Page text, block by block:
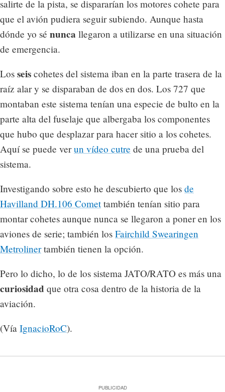
salirte de la pista, se dispararían los motores cohete para
que el avión pudiera seguir subiendo. Aunque hasta
dónde yo sé nunca llegaron a utilizarse en una situación
de emergencia.
Los seis cohetes del sistema iban en la parte trasera de la
raíz alar y se disparaban de dos en dos. Los 727 que
montaban este sistema tenían una especie de bulto en la
parte alta del fuselaje que albergaba los componentes
que hubo que desplazar para hacer sitio a los cohetes.
Aquí se puede verun vídeo cutre de una prueba del
sistema.
Investigando sobre esto he descubierto que los de
Havilland DH.106 Comettambién tenían sitio para
montar cohetes aunque nunca se llegaron a poner en los
aviones de serie; también los Fairchild Swearingen
Metrolinertambién tienen la opción.
Pero lo dicho, lo de los sistema JATO/RATO es más una
curiosidad que otra cosa dentro de la historia de la
aviación.
(Vía IgnacioRoC).
PUBLICIDAD